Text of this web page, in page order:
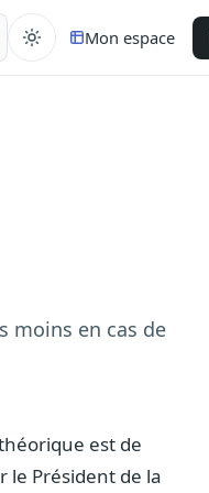
Mon espace
moins en cas de
est de
le Président de la